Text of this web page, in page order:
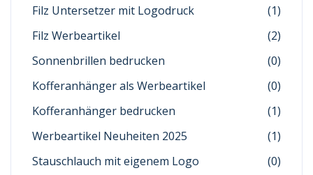
Filz Untersetzer mit Logodruck
(1)
Filz Werbeartikel
(2)
Sonnenbrillen bedrucken
(0)
Kofferanhänger als Werbeartikel
(0)
Kofferanhänger bedrucken
(1)
Werbeartikel Neuheiten 2025
(1)
Stauschlauch mit eigenem Logo
(0)